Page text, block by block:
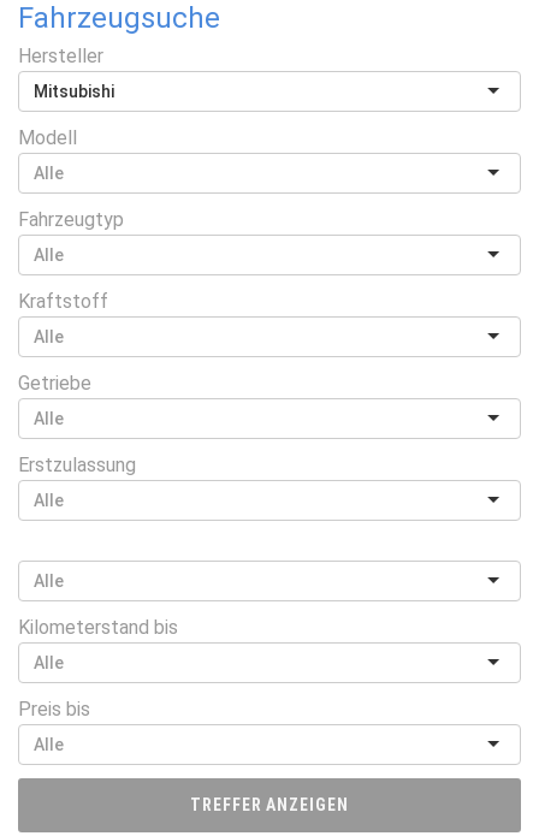
Fahrzeugsuche
Hersteller
Mitsubishi
Modell
Fahrzeugtyp
Kraftstoff
Getriebe
Erstzulassung
Kilometerstand bis
Preis bis
TREFFER ANZEIGEN